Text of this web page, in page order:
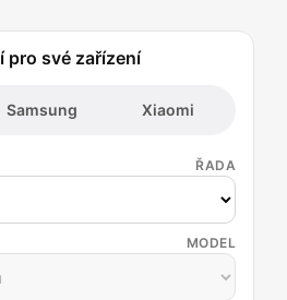
pro své zařízení
Samsung Xiaomi
ŘADA
MODEL